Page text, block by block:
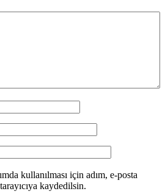
kullanılması için adım, e-posta
kaydedilsin.